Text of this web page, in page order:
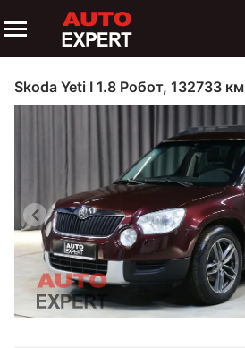
Skoda Yeti I 1.8 Робот, 132733 км